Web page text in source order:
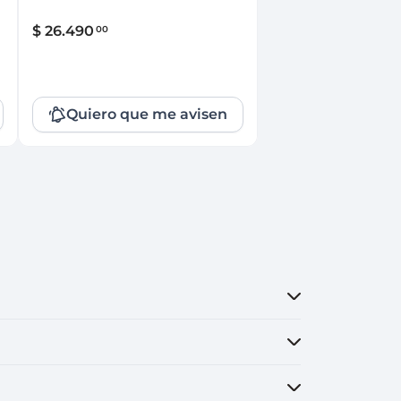
$ 26.490 00
Quiero que me avisen